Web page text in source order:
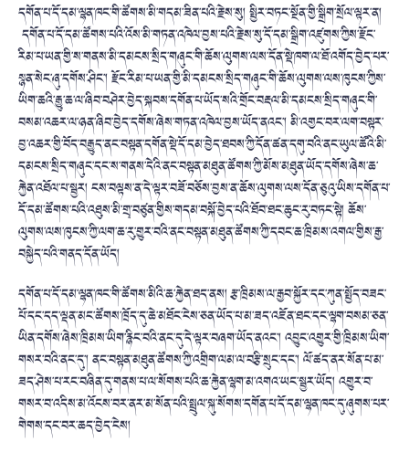
དགོན་པ་དོ་དམ་ལྷན་ཁང་གི་ཚོགས་མི་གདམ་ཟིན་པའི་རྗེས་སུ། སྤྱིར་བཏང་སྔོན་གྱི་སྒྲིག་སྲོལ་ལྟར་ན།
དགོན་པ་དོ་དམ་ཚོགས་པའི་འོས་མི་གཏན་འཁེལ་བྱས་པའི་རྗེས་སུ་དོ་དམ་སྒྲིག་འཛུགས་ཀྱིས་རྫོང་
རིམ་པ་ཡན་གྱི་ས་གནས་མི་དམངས་སྲིད་གཞུང་གི་ཆོས་ལུགས་ལས་དོན་སྡེ་ཁག་ལ་ཐོ་འགོད་བྱེད་པར་
སྙན་སེང་ཞུ་དགོས་ཤིང་། རྫོང་རིམ་པ་ཡན་གྱི་མི་དམངས་སྲིད་གཞུང་གི་ཆོས་ལུགས་ལས་ཁུངས་ཀྱིས་
ཡིག་ཆའི་རྒྱུ་ཆ་ལ་ཞིབ་བཤེར་བྱེད་སྐབས་དགོན་པ་ཡོད་སའི་གྲོང་བརྡལ་མི་དམངས་སྲིད་གཞུང་གི་
བསམ་འཆར་ལ་ཉན་ཞིབ་བྱེད་དགོས་ཞེས་གཏན་འཁེལ་བྱས་ཡོད་ནའང་། མི་འགྱང་བར་ལག་བསྟར་
བྱ་འཆར་གྱི་བོད་བརྒྱུད་ནང་བསྟན་དགོན་སྡེ་དོ་དམ་བྱེད་ཐབས་ཀྱི་དོན་ཚན་དགུ་བའི་ནང་ཡུལ་ཚོའི་མི་
དམངས་སྲིད་གཞུང་དང་ས་གནས་དེའི་ནང་བསྟན་མཐུན་ཚོགས་ཀྱི་མོས་མཐུན་ཡོད་དགོས་ཞེས་ཆ་
རྐྱེན་འཐོལ་པ་སྦྱར། ངས་བལྟས་ན་དེ་ལྟར་བཟོ་བཅོས་བྱས་ན་ཆོས་ལུགས་ལས་དོན་ཅུའུ་ཡིས་དགོན་པ་
དོ་དམ་ཚོགས་པའི་འཐུས་མི་གྲྭ་བཙུན་གྱིས་གདམ་བསྐོ་བྱེད་པའི་ཐོབ་ཐང་ཆུང་རུ་བཏང་སྟེ། ཆོས་
ལུགས་ལས་ཁུངས་ཀྱི་ལག་ཆ་རུ་གྱུར་བའི་ནང་བསྟན་མཐུན་ཚོགས་ཀྱི་དབང་ཆ་ཁྲིམས་འགལ་གྱིས་རྒྱ་
བསྐྱེད་པའི་གནད་དོན་ཡོད།
དགོན་པ་དོ་དམ་ལྷན་ཁང་གི་ཚོགས་མིའི་ཆ་རྐྱེན་ཐད་ནས། རྩ་ཁྲིམས་ལ་རྒྱབ་སྐྱོར་དང་ཀུན་སྤྱོད་བཟང་
པོ་དང་དད་ལྡན་མང་ཚོགས་ཁྲོད་དུ་ཆེ་མཐོང་ངེས་ཅན་ཡོད་པ་མ་ཟད་འཇོན་ཐང་དང་ལྷག་བསམ་ཅན་
ཡིན་དགོས་ཞེས་ཁྲིམས་ཡིག་རྙིང་བའི་ནང་དུ་དེ་ལྟར་བཞག་ཡོད་ནའང་། འབྱུང་འགྱུར་གྱི་ཁྲིམས་ཡིག་
གསར་བའི་ནང་དུ་། ནང་བསྟན་མཐུན་ཚོགས་ཀྱི་འགྲིག་ལམ་ལ་བརྩི་སྲུང་དང་། ལོ་ཚད་ནར་སོན་པ་མ་
ཟད་ཤེས་པ་རང་བཞིན་དུ་གནས་པ་ལ་སོགས་པའི་ཆ་རྐྱེན་ལྷག་མ་འགའ་ཡང་སྦྱར་ཡོད། འགྱུར་བ་
གསར་བ་འདིས་མ་འོངས་བར་ནར་མ་སོན་པའི་སྤྲུལ་སྐུ་སོགས་དགོན་པ་དོ་དམ་ལྷན་ཁང་དུ་ཞུགས་པར་
གེགས་དང་བར་ཆད་བྱེད་ངེས།